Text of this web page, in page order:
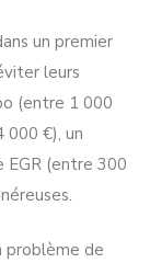
un premier
leurs
(entre 1 000
€), un
EGR (entre 300
problème de